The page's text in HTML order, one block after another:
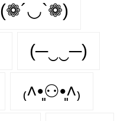
(❁´◡`❁)
(─‿‿─)
₍˄•͈⚇•͈˄₎